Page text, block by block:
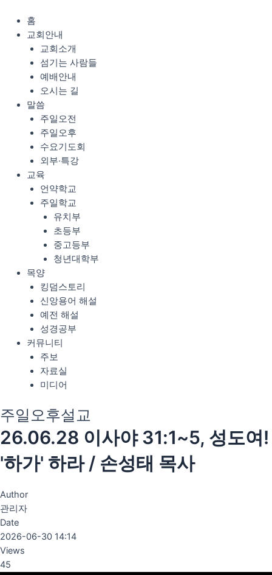
홈
교회안내
교회소개
섬기는 사람들
예배안내
오시는 길
말씀
주일오전
주일오후
수요기도회
외부·특강
교육
언약학교
주일학교
유치부
초등부
중고등부
청년대학부
목양
킹덤스토리
신앙용어 해설
예전 해설
성경공부
커뮤니티
주보
자료실
미디어
주일오후설교
26.06.28 이사야 31:1~5, 성도여!
'하가' 하라 / 손성태 목사
Author
관리자
Date
2026-06-30 14:14
Views
45